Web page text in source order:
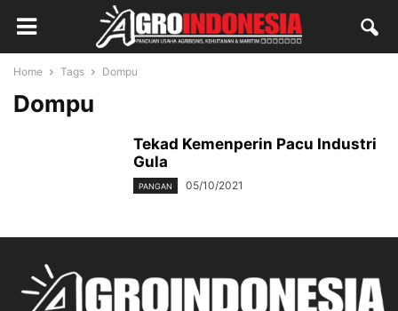
Home Tags Dompu
Dompu
Tekad Kemenperin Pacu Industri
Gula
PANGAN 05/10/2021